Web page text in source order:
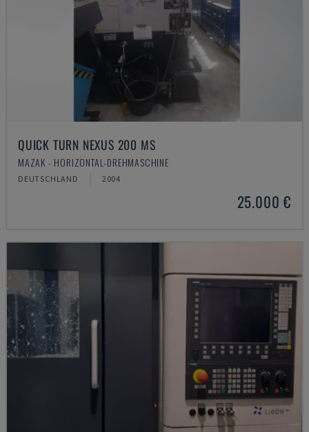
QUICK TURN NEXUS 200 MS
MAZAK - HORIZONTAL-DREHMASCHINE
DEUTSCHLAND 2004
25.000 €